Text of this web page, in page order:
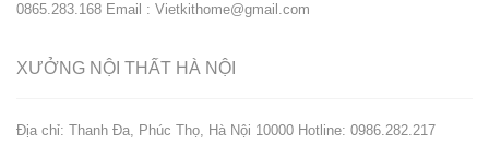
0865.283.168 Email : Vietkithome@gmail.com
XƯỞNG NỘI THẤT HÀ NỘI
️Địa chỉ: Thanh Đa, Phúc Thọ, Hà Nội 10000 Hotline: 0986.282.217